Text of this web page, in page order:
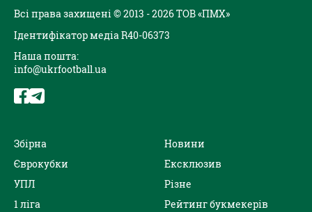
Всі права захищені © 2013 - 2026 ТОВ «ПМХ»
Ідентифікатор медіа R40-06373
Наша пошта:
info@ukrfootball.ua
Збірна
Єврокубки
УПЛ
1 ліга
Новини
Ексклюзив
Різне
Рейтинг букмекерів